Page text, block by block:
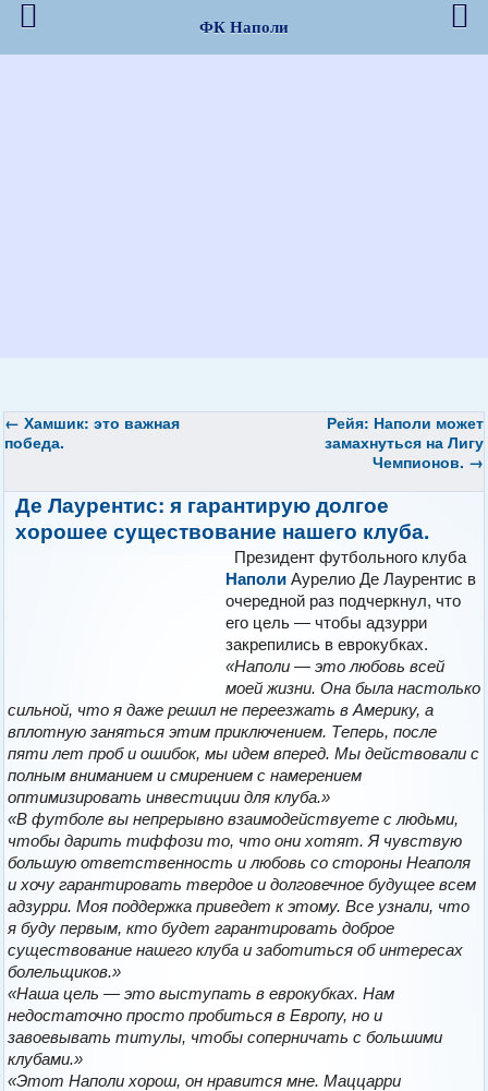
← Хамшик: это важная
победа.
Рейя: Наполи может
замахнуться на Лигу
Чемпионов. →
Де Лаурентис: я гарантирую долгое
хорошее существование нашего клуба.
Президент футбольного клуба
Наполи Аурелио Де Лаурентис в
очередной раз подчеркнул, что
его цель — чтобы адзурри
закрепились в еврокубках.
«Наполи — это любовь всей
моей жизни. Она была настолько
сильной, что я даже решил не переезжать в Америку, а
вплотную заняться этим приключением. Теперь, после
пяти лет проб и ошибок, мы идем вперед. Мы действовали с
полным вниманием и смирением с намерением
оптимизировать инвестиции для клуба.»
«В футболе вы непрерывно взаимодействуете с людьми,
чтобы дарить тиффози то, что они хотят. Я чувствую
большую ответственность и любовь со стороны Неаполя
и хочу гарантировать твердое и долговечное будущее всем
адзурри. Моя поддержка приведет к этому. Все узнали, что
я буду первым, кто будет гарантировать доброе
существование нашего клуба и заботиться об интересах
болельщиков.»
«Наша цель — это выступать в еврокубках. Нам
недостаточно просто пробиться в Европу, но и
завоевывать титулы, чтобы соперничать с большими
клубами.»
«Этот Наполи хорош, он нравится мне. Маццарри
ФК Наполи